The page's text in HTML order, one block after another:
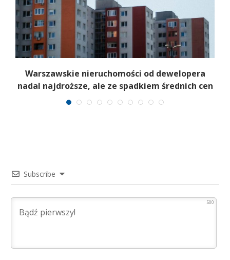
Warszawskie nieruchomości od dewelopera
nadal najdroższe, ale ze spadkiem średnich cen
Subscribe
500